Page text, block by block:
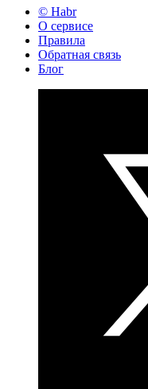
© Habr
О сервисе
Правила
Обратная связь
Блог